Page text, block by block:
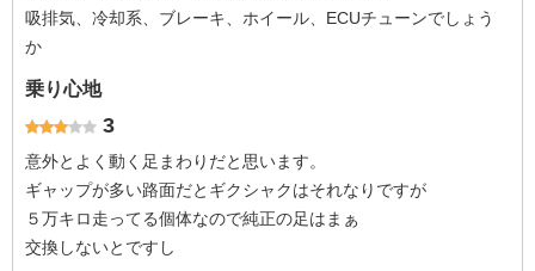
吸排気、冷却系、ブレーキ、ホイール、ECUチューンでしょう
か
乗り心地
3
意外とよく動く足まわりだと思います。
ギャップが多い路面だとギクシャクはそれなりですが
５万キロ走ってる個体なので純正の足はまぁ
交換しないとですし